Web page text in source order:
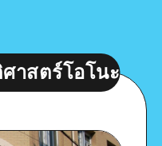
นะมิจิ (สำนักงา